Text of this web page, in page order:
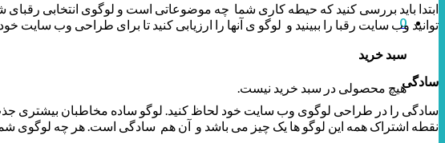
0
سبد خرید
هیچ محصولی در سبد خرید نیست.
ابتدا باید بررسی کنید که حیطه کاری شما چه موضوعاتی است و لوگوی انتخابی
توانید وب سایت رقبا را ببینید و لوگو ی آنها را ارزیابی کنید تا برای طراحی وب سایت
سادگی
نقطه اشتراک همه این لوگو ها یک چیز می باشد و آن هم سادگی است. هر چه لوگوی